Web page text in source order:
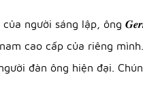
người sáng lập, ông
cao cấp của riêng
đàn ông hiện đại.